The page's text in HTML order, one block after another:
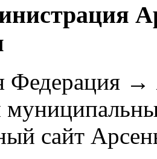
Федерация
сайт